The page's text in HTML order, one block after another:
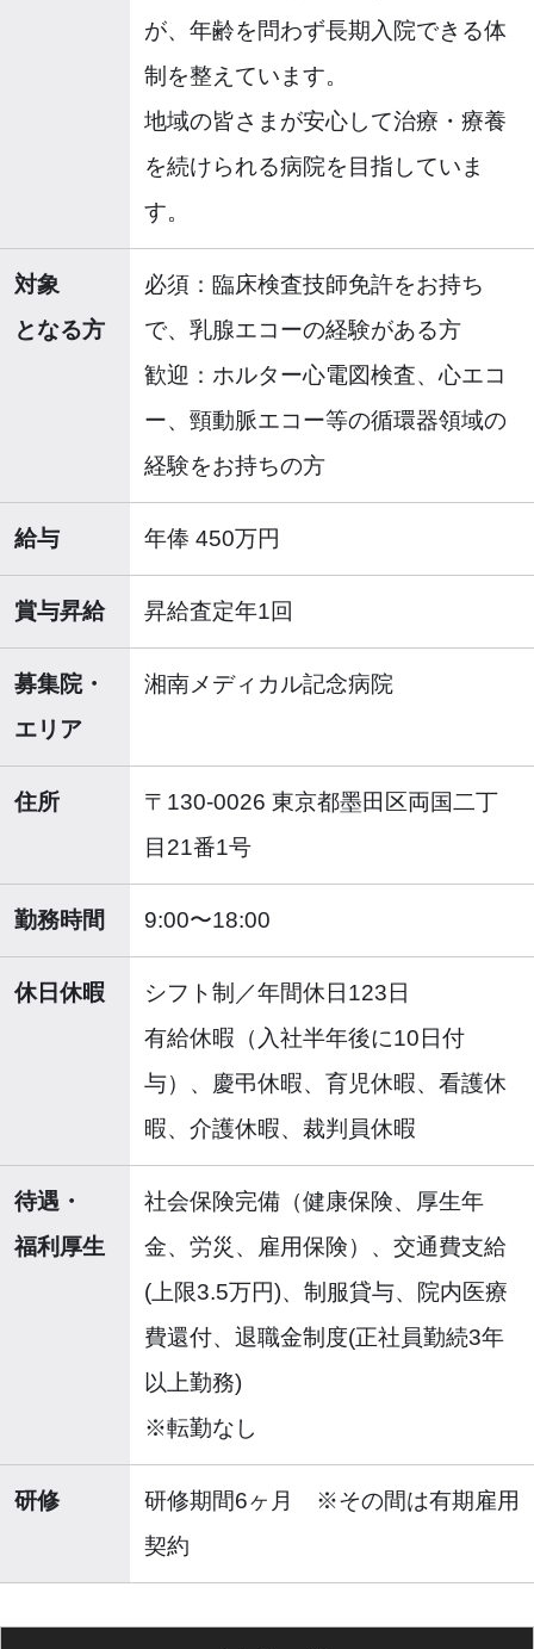
が、年齢を問わず長期入院できる体
制を整えています。
地域の皆さまが安心して治療・療養
を続けられる病院を目指していま
す。
対象
となる方
必須：臨床検査技師免許をお持ち
で、乳腺エコーの経験がある方
歓迎：ホルター心電図検査、心エコ
ー、頸動脈エコー等の循環器領域の
経験をお持ちの方
給与 年俸 450万円
賞与昇給 昇給査定年1回
募集院・
エリア
湘南メディカル記念病院
住所
〒130-0026 東京都墨田区両国二丁
目21番1号
勤務時間 9:00〜18:00
休日休暇
シフト制／年間休日123日
有給休暇（入社半年後に10日付
与）、慶弔休暇、育児休暇、看護休
暇、介護休暇、裁判員休暇
待遇・
福利厚生
社会保険完備（健康保険、厚生年
金、労災、雇用保険）、交通費支給
(上限3.5万円)、制服貸与、院内医療
費還付、退職金制度(正社員勤続3年
以上勤務)
※転勤なし
研修
研修期間6ヶ月 ※その間は有期雇用
契約